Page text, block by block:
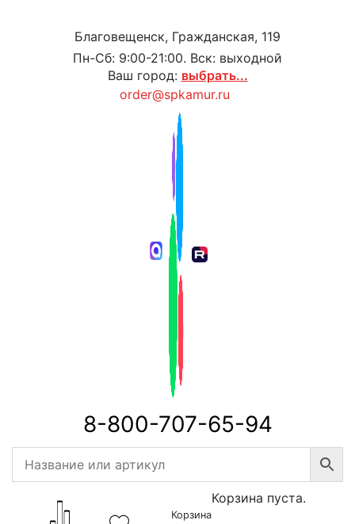
Благовещенск, Гражданская, 119
Пн-Сб: 9:00-21:00. Вск: выходной
Ваш город: выбрать...
order@spkamur.ru
8-800-707-65-94
Корзина
Корзина пуста.